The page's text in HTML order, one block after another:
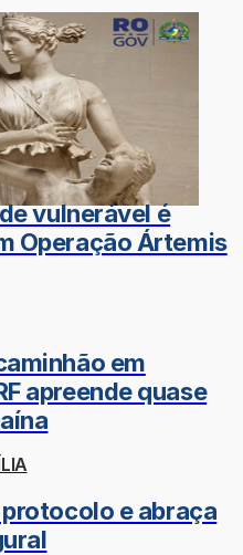
vulnerável é
Operação Ártemis
em
apreende quase
protocolo e abraça